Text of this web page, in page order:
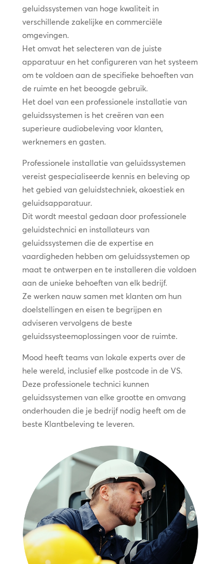
geluidssystemen van hoge kwaliteit in
verschillende zakelijke en commerciële
omgevingen.
Het omvat het selecteren van de juiste
apparatuur en het configureren van het systeem
om te voldoen aan de specifieke behoeften van
de ruimte en het beoogde gebruik.
Het doel van een professionele installatie van
geluidssystemen is het creëren van een
superieure audiobeleving voor klanten,
werknemers en gasten.
Professionele installatie van geluidssystemen
vereist gespecialiseerde kennis en beleving op
het gebied van geluidstechniek, akoestiek en
geluidsapparatuur.
Dit wordt meestal gedaan door professionele
geluidstechnici en installateurs van
geluidssystemen die de expertise en
vaardigheden hebben om geluidssystemen op
maat te ontwerpen en te installeren die voldoen
aan de unieke behoeften van elk bedrijf.
Ze werken nauw samen met klanten om hun
doelstellingen en eisen te begrijpen en
adviseren vervolgens de beste
geluidssysteemoplossingen voor de ruimte.
Mood heeft teams van lokale experts over de
hele wereld, inclusief elke postcode in de VS.
Deze professionele technici kunnen
geluidssystemen van elke grootte en omvang
onderhouden die je bedrijf nodig heeft om de
beste Klantbeleving te leveren.